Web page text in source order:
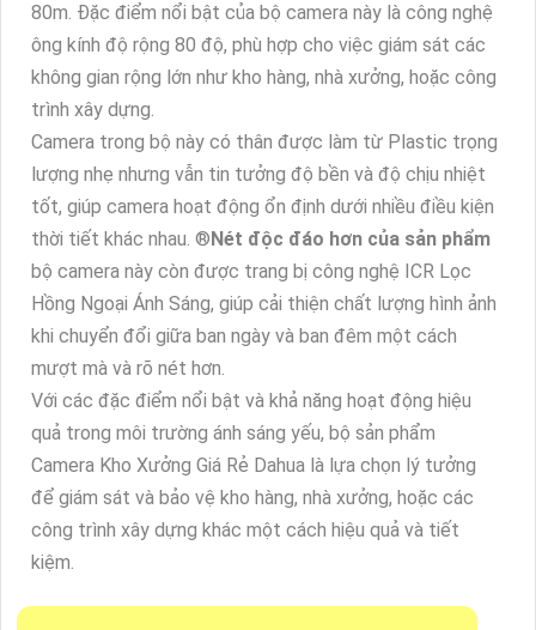
80m. Đặc điểm nổi bật của bộ camera này là công nghệ
ông kính độ rộng 80 độ, phù hợp cho việc giám sát các
không gian rộng lớn như kho hàng, nhà xưởng, hoặc công
trình xây dựng.
Camera trong bộ này có thân được làm từ Plastic trọng
lượng nhẹ nhưng vẫn tin tưởng độ bền và độ chịu nhiệt
tốt, giúp camera hoạt động ổn định dưới nhiều điều kiện
thời tiết khác nhau. ®️ Nét độc đáo hơn của sản phẩm
bộ camera này còn được trang bị công nghệ ICR Lọc
Hồng Ngoại Ánh Sáng, giúp cải thiện chất lượng hình ảnh
khi chuyển đổi giữa ban ngày và ban đêm một cách
mượt mà và rõ nét hơn.
Với các đặc điểm nổi bật và khả năng hoạt động hiệu
quả trong môi trường ánh sáng yếu, bộ sản phẩm
Camera Kho Xưởng Giá Rẻ Dahua là lựa chọn lý tưởng
để giám sát và bảo vệ kho hàng, nhà xưởng, hoặc các
công trình xây dựng khác một cách hiệu quả và tiết
kiệm.